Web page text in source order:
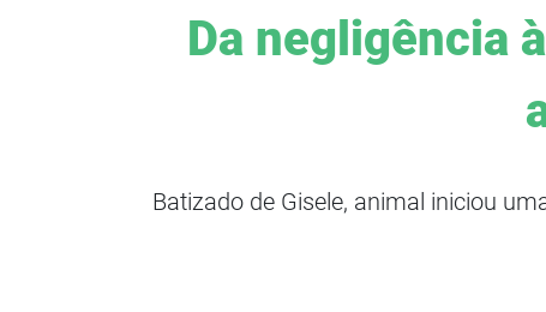
Da negligência
Batizado de Gisele, animal iniciou